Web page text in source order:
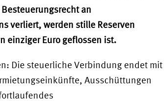
an
verliert, werden stille Reserven
einziger Euro geflossen ist.
Die steuerliche Verbindung endet mit
Ausschüttungen